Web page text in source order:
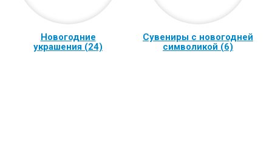
Новогодние
украшения (24)
Сувениры с новогодней
символикой (6)